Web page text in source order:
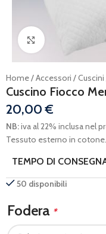
Ingrandisci
Home Accessori Cuscini
Cuscino Fiocco
20,00€
NB:iva al 22% inclusa nel
Tessuto esterno in cotone.
TEMPO DI
50 disponibili
Fodera *